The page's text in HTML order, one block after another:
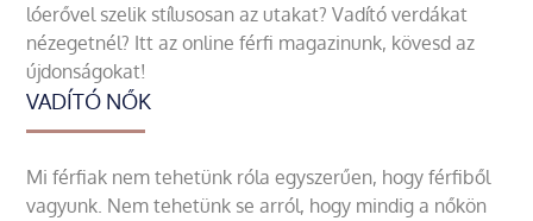
lóerővel szelik stílusosan az utakat? Vadító verdákat
nézegetnél? Itt az online férfi magazinunk, kövesd az
újdonságokat!
VADÍTÓ NŐK
Mi férfiak nem tehetünk róla egyszerűen, hogy férfiből
vagyunk. Nem tehetünk se arról, hogy mindig a nőkön